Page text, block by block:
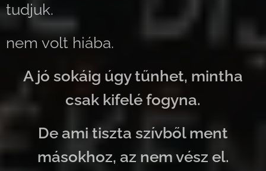
tudjuk.
nem volt hiába.
A jó sokáig úgy tűnhet, mintha
csak kifelé fogyna.
De ami tiszta szívből ment
másokhoz, az nem vész el.